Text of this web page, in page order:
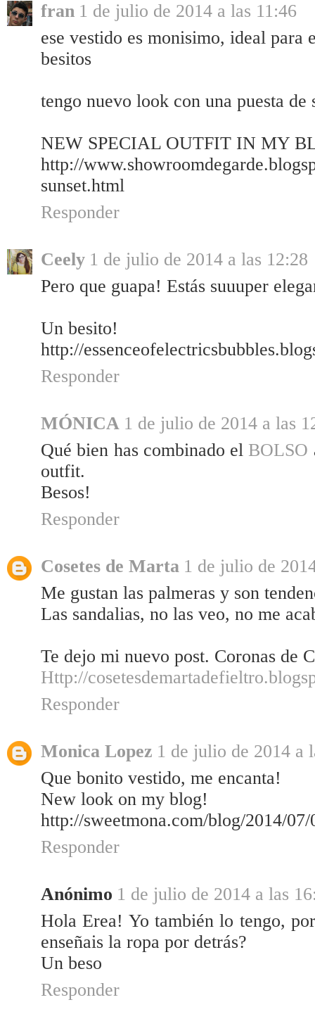
fran 1 de julio de 2014 a las 11:46
ese vestido es monisimo, ideal para
besitos
tengo nuevo look con una puesta
NEW SPECIAL OUTFIT IN MY
http://
sunset.html
Responder
Ceely 1 de julio de 2014 a las 12:28
Pero que guapa! Estás suuuper
Un besito!
http://
Responder
MÓNICA 1 de julio de 2014 a las
Qué bien has combinado el BOLSO
outfit.
Besos!
Responder
Cosetes de Marta 1 de julio de
Me gustan las palmeras y son
Las sandalias, no las veo, no me
Te dejo mi nuevo post. Coronas de
Http://
Responder
Monica Lopez 1 de julio de 2014 a
Que bonito vestido, me encanta!
New look on my blog!
http://sweetmona.com/blog/2014/
Responder
Anónimo 1 de julio de 2014 a las
Hola Erea! Yo también lo tengo,
enseñais la ropa por detrás?
Un beso
Responder